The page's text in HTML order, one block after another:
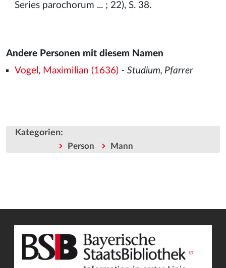
Series parochorum ... ; 22), S. 38.
Andere Personen mit diesem Namen
Vogel, Maximilian (1636)- Studium, Pfarrer
Kategorien:
Person Mann